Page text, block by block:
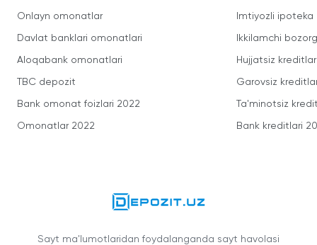
Onlayn omonatlar
Davlat banklari omonatlari
Aloqabank omonatlari
TBC depozit
Bank omonat foizlari 2022
Omonatlar 2022
Imtiyozli ipoteka
Ikkilamchi
Hujjatsiz kreditlar
Garovsiz
Ta'minotsiz
Bank kreditlari
Sayt ma'lumotlaridan foydalanganda sayt havolasi